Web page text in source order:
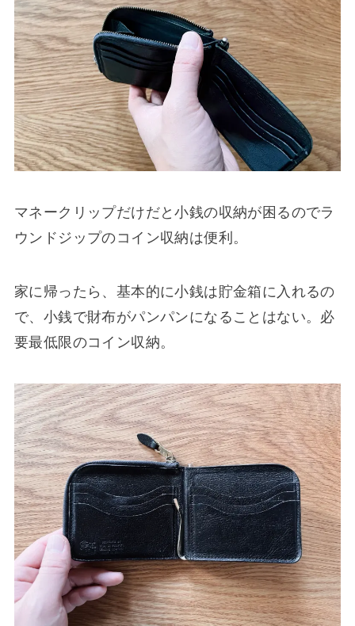
マネークリップだけだと小銭の収納が困るのでラ
ウンドジップのコイン収納は便利。
家に帰ったら、基本的に小銭は貯金箱に入れるの
で、小銭で財布がパンパンになることはない。必
要最低限のコイン収納。